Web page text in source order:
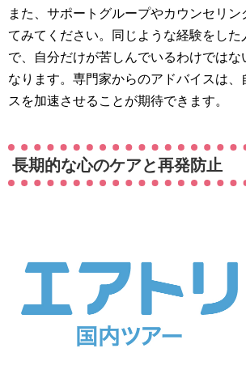
また、サポートグループやカウンセリン
てみてください。同じような経験をした
で、自分だけが苦しんでいるわけではな
なります。専門家からのアドバイスは、
スを加速させることが期待できます。
長期的な心のケアと再発防止